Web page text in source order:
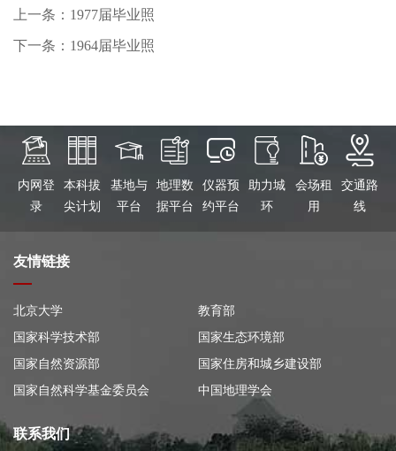
上一条：1977届毕业照
下一条：1964届毕业照
内网登
录
本科拔
尖计划
基地与
平台
地理数
据平台
仪器预
约平台
助力城
环
会场租
用
交通路
线
友情链接
北京大学
教育部
国家科学技术部
国家生态环境部
国家自然资源部
国家住房和城乡建设部
国家自然科学基金委员会
中国地理学会
联系我们